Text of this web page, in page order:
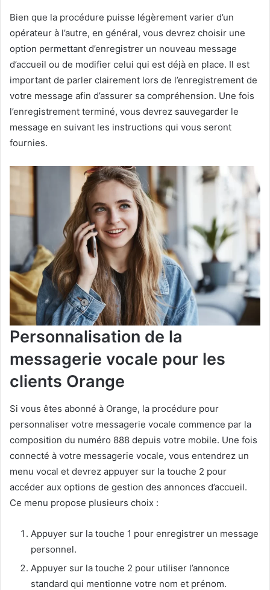
Bien que la procédure puisse légèrement varier d’un
opérateur à l’autre, en général, vous devrez choisir une
option permettant d’enregistrer un nouveau message
d’accueil ou de modifier celui qui est déjà en place. Il est
important de parler clairement lors de l’enregistrement de
votre message afin d’assurer sa compréhension. Une fois
l’enregistrement terminé, vous devrez sauvegarder le
message en suivant les instructions qui vous seront
fournies.
Personnalisation de la
messagerie vocale pour les
clients Orange
Si vous êtes abonné à Orange, la procédure pour
personnaliser votre messagerie vocale commence par la
composition du numéro 888 depuis votre mobile. Une fois
connecté à votre messagerie vocale, vous entendrez un
menu vocal et devrez appuyer sur la touche 2 pour
accéder aux options de gestion des annonces d’accueil.
Ce menu propose plusieurs choix :
Appuyer sur la touche 1 pour enregistrer un message
personnel.
Appuyer sur la touche 2 pour utiliser l’annonce
standard qui mentionne votre nom et prénom.